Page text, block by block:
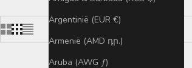
Argentinië (EUR €)
Armenië (AMD դր.)
Aruba (AWG ƒ)